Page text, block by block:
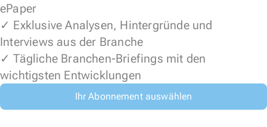
ePaper
✓ Exklusive Analysen, Hintergründe und
Interviews aus der Branche
✓ Tägliche Branchen-Briefings mit den
wichtigsten Entwicklungen
Ihr Abonnement auswählen